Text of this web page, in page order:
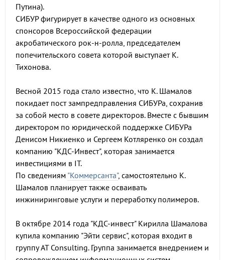
Путина).
СИБУР фигурирует в качестве одного из основных
спонсоров Всероссийской федерации
акробатического рок-н-ролла, председателем
попечительского совета которой выступает К.
Тихонова.
Весной 2015 года стало известно, что К. Шамалов
покидает пост зампредправления СИБУРа, сохранив
за собой место в совете директоров. Вместе с бывшим
директором по юридической поддержке СИБУРа
Денисом Никиенко и Сергеем Котляренко он создал
компанию "КДС-Инвест", которая занимается
инвестициями в IT.
По сведениям "Коммерсанта", самостоятельно К.
Шамалов планирует также осваивать
инжиниринговые услуги и переработку полимеров.
В октябре 2014 года "КДС-инвест" Кирилла Шамалова
купила компанию "Эйти сервис", которая входит в
группу AT Consulting. Группа занимается внедрением и